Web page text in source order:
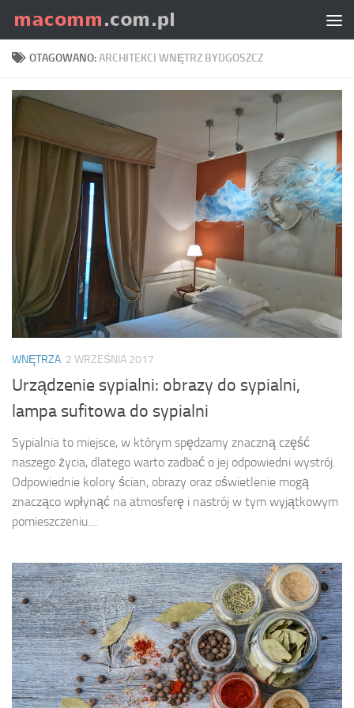
Skip to content
OTAGOWANO:ARCHITEKCI WNĘTRZ BYDGOSZCZ
WNĘTRZA 2 WRZEŚNIA 2017
Urządzenie sypialni: obrazy do sypialni,
lampa sufitowa do sypialni
Sypialnia to miejsce, w którym spędzamy znaczną część
naszego życia, dlatego warto zadbać o jej odpowiedni wystrój.
Odpowiednie kolory ścian, obrazy oraz oświetlenie mogą
znacząco wpłynąć na atmosferę i nastrój w tym wyjątkowym
pomieszczeniu....